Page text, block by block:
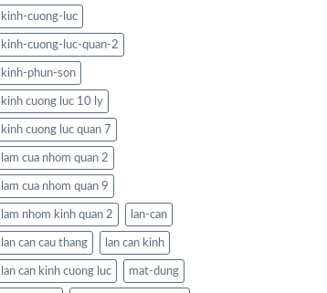
kinh-cuong-luc
kinh-cuong-luc-quan-2
kinh-phun-son
kinh cuong luc 10 ly
kinh cuong luc quan 7
lam cua nhom quan 2
lam cua nhom quan 9
lam nhom kinh quan 2 lan-can
lan can cau thang lan can kinh
lan can kinh cuong luc mat-dung